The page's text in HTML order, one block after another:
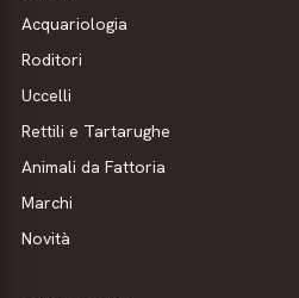
Acquariologia
Roditori
Uccelli
Rettili e Tartarughe
Animali da Fattoria
Marchi
Novità